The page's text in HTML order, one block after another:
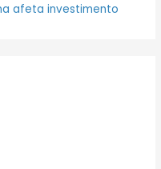
afeta investimento